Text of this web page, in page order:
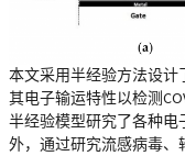
本文采用半经验方法设
其电子输运特性以检测
半经验模型研究了各种
外，通过研究流感病毒